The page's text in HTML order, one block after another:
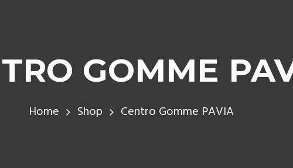
GOMME
Home Shop Centro Gomme PAVIA